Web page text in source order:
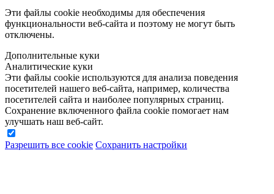
Эти файлы cookie необходимы для обеспечения
функциональности веб-сайта и поэтому не могут быть
отключены.
Дополнительные куки
Аналитические куки
Эти файлы cookie используются для анализа поведения
посетителей нашего веб-сайта, например, количества
посетителей сайта и наиболее популярных страниц.
Сохранение включенного файла cookie помогает нам
улучшать наш веб-сайт.
Разрешить все cookie Сохранить настройки